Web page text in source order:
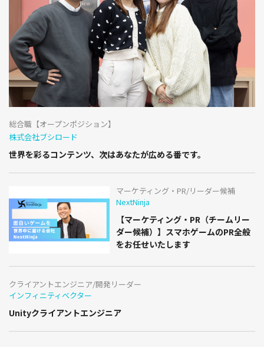
総合職【オープンポジション】
株式会社ブシロード
世界を彩るコンテンツ、次はあなたが広める番です。
マーケティング・PR/リーダー候補
NextNinja
【マーケティング・PR（チームリー
ダー候補）】スマホゲームのPR全般
をお任せいたします
クライアントエンジニア/開発リーダー
インフィニティベクター
Unityクライアントエンジニア